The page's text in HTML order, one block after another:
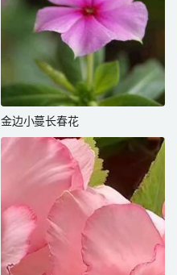
金边小蔓长春花